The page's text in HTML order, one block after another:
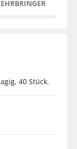
40 Stück.